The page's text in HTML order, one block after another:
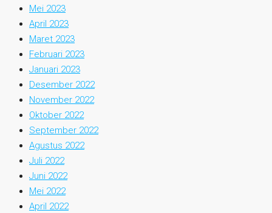
Mei 2023
April 2023
Maret 2023
Februari 2023
Januari 2023
Desember 2022
November 2022
Oktober 2022
September 2022
Agustus 2022
Juli 2022
Juni 2022
Mei 2022
April 2022